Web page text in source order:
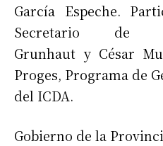
García Espeche.
Secretario de
Grunhaut y César
Proges, Programa de
del ICDA.
Gobierno de la